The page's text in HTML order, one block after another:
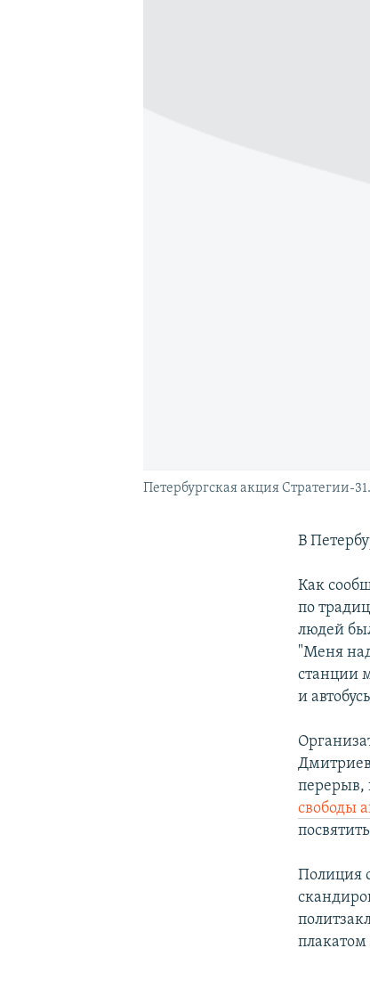
Петербургская акция Стратегии-31.
В
Как
по
людей
"Меня
станции
и
Дмитриев
перерыв,
свободы
Полиция